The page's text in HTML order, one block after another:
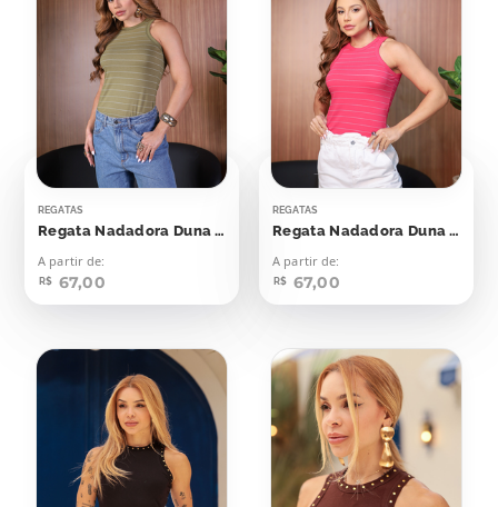
REGATAS
Regata Nadadora Duna Verde Oriente Listras Off
A partir de:
R$ 67,00
REGATAS
Regata Nadadora Duna Viva Magenta
A partir de:
R$ 67,00